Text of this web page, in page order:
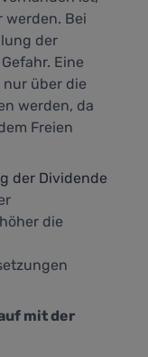
werden. Bei
der
Eine
nur über die
werden, da
Freien
der Dividende
die
mit der